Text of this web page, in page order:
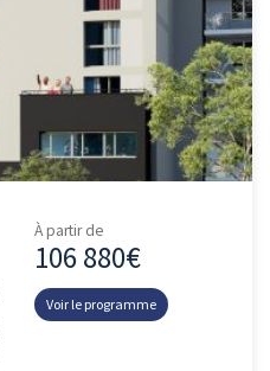
À partir de
106 880€
Voir le programme